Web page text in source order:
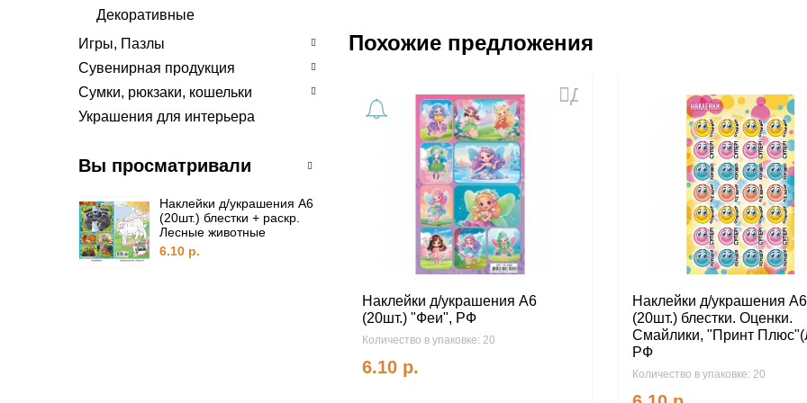
Декоративные
Игры, Пазлы
Сувенирная продукция
Сумки, рюкзаки, кошельки
Украшения для интерьера
Вы просматривали
Наклейки д/украшения А6
(20шт.) блестки + раскр.
Лесные животные
6.10 р.
Похожие предложения
Добавить
Наклейки д/украшения А6
(20шт.) "Феи", РФ
Количество в упаковке: 20
6.10 р.
Наклейки д/украшения А6
(20шт.) блестки. Оценки.
Смайлики, "Принт
РФ
Количество в упаковке: 20